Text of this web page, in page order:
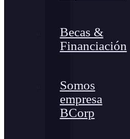
Becas &
Financiación
Somos
empresa
BCorp